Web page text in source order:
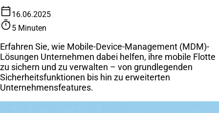
calendar_today16.06.2025
timer5 Minuten
Erfahren Sie, wie Mobile-Device-Management (MDM)-
Lösungen Unternehmen dabei helfen, ihre mobile Flotte
zu sichern und zu verwalten – von grundlegenden
Sicherheitsfunktionen bis hin zu erweiterten
Unternehmensfeatures.